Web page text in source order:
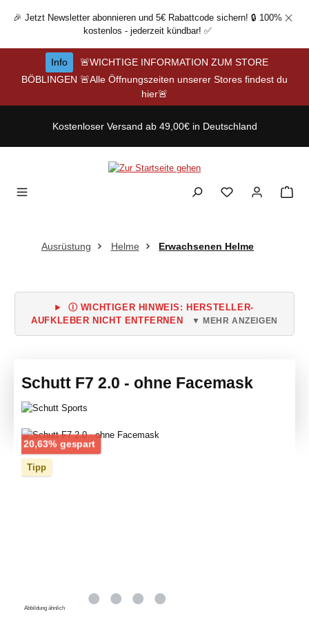
Zum Hauptinhalt springen
🎉 Jetzt Newsletter abonnieren und 5€ Rabattcode sichern! 🔒 100%
kostenlos - jederzeit kündbar! ✅
Info
🚨WICHTIGE INFORMATION ZUM STORE
BÖBLINGEN 🚨Alle Öffnungszeiten unserer Stores findest du
hier🚨
Kostenloser Versand ab 49,00€ in Deutschland
Ausrüstung Helme Erwachsenen Helme
Ⓘ WICHTIGER HINWEIS: HERSTELLER-
AUFKLEBER NICHT ENTFERNEN
▼ MEHR ANZEIGEN
Schutt F7 2.0 - ohne Facemask
Bildergalerie überspringen
20,63% gespartRabatt
Tipp
Abbildung ähnlich